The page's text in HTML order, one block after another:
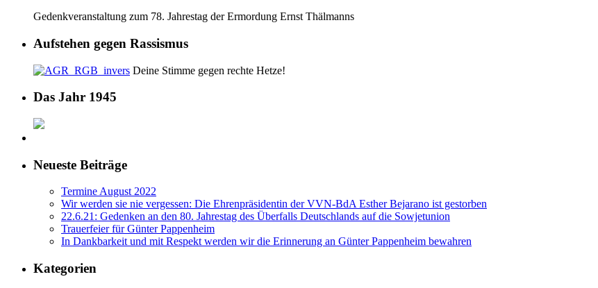
Gedenkveranstaltung zum 78. Jahrestag der Ermordung Ernst Thälmanns
Aufstehen gegen Rassismus
Deine Stimme gegen rechte Hetze!
Das Jahr 1945
Neueste Beiträge
Termine August 2022
Wir werden sie nie vergessen: Die Ehrenpräsidentin der VVN-BdA Esther Bejarano ist gestorben
22.6.21: Gedenken an den 80. Jahrestag des Überfalls Deutschlands auf die Sowjetunion
Trauerfeier für Günter Pappenheim
In Dankbarkeit und mit Respekt werden wir die Erinnerung an Günter Pappenheim bewahren
Kategorien